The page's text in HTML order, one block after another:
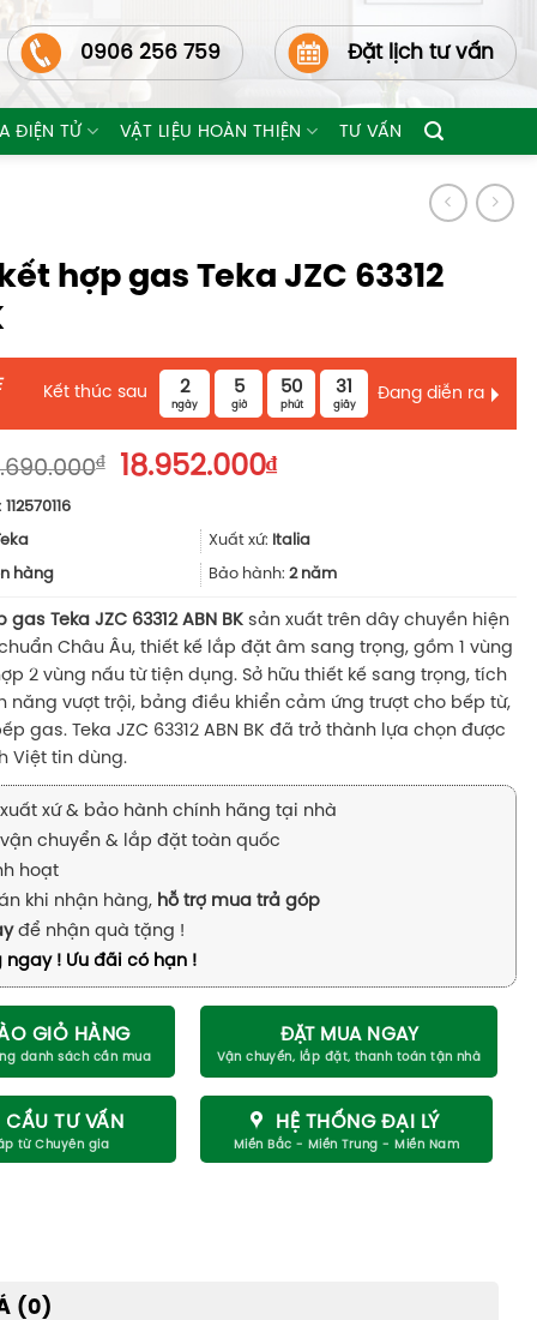
0906 256 759 Đặt lịch tư vấn
ĐIỆN TỬ VẬT LIỆU HOÀN THIỆN TƯ VẤN
hợp gas Teka JZC 63312
Kết thúc sau 2
ngày
5
giờ
50
phút
29
giây
Đang diễn ra
₫
Giá
23.690.000₫.
18.952.000₫Giá
là:
18.952.000₫.
112570116
Xuất xứ: Italia
hàng Bảo hành: 2 năm
Teka JZC 63312 ABN BKsản xuất trên dây chuyền hiện
Châu Âu, thiết kế lắp đặt âm sang trọng, gồm 1 vùng
2 vùng nấu từ tiện dụng. Sở hữu thiết kế sang trọng, tích
năng vượt trội, bảng điều khiển cảm ứng trượt cho bếp từ,
gas. Teka JZC 63312 ABN BK đã trở thành lựa chọn được
Việt tin dùng.
xứ & bảo hành chính hãng tại nhà
chuyển & lắp đặt toàn quốc
hoạt
khi nhận hàng, hỗ trợ mua trả góp
để nhận quà tặng !
! Ưu đãi có hạn !
GIỎ HÀNG ĐẶT MUA NGAY
CẦU TƯ VẤN HỆ THỐNG ĐẠI LÝ
(0)